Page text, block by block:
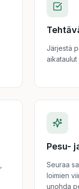
Järjestä
aikataulut
Pesu-
Seuraa
loimien
unohda